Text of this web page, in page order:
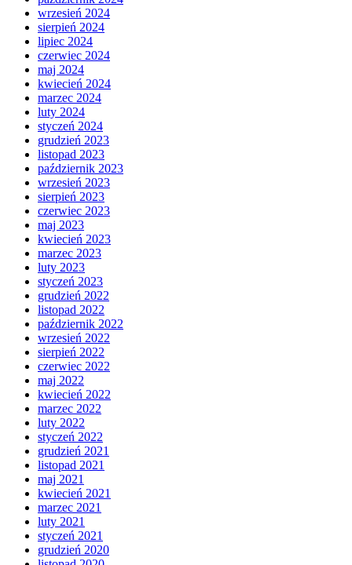
wrzesień 2024
sierpień 2024
lipiec 2024
czerwiec 2024
maj 2024
kwiecień 2024
marzec 2024
luty 2024
styczeń 2024
grudzień 2023
listopad 2023
październik 2023
wrzesień 2023
sierpień 2023
czerwiec 2023
maj 2023
kwiecień 2023
marzec 2023
luty 2023
styczeń 2023
grudzień 2022
listopad 2022
październik 2022
wrzesień 2022
sierpień 2022
czerwiec 2022
maj 2022
kwiecień 2022
marzec 2022
luty 2022
styczeń 2022
grudzień 2021
listopad 2021
maj 2021
kwiecień 2021
marzec 2021
luty 2021
styczeń 2021
grudzień 2020